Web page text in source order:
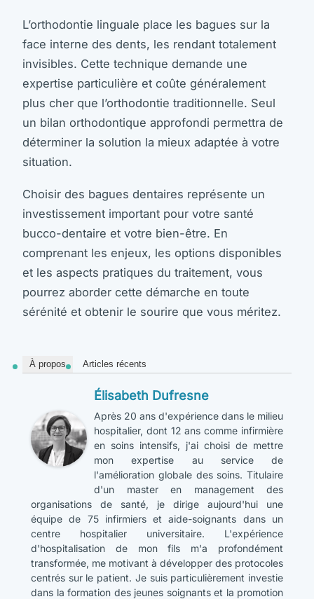
L’orthodontie linguale place les bagues sur la
face interne des dents, les rendant totalement
invisibles. Cette technique demande une
expertise particulière et coûte généralement
plus cher que l’orthodontie traditionnelle. Seul
un bilan orthodontique approfondi permettra de
déterminer la solution la mieux adaptée à votre
situation.
Choisir des bagues dentaires représente un
investissement important pour votre santé
bucco-dentaire et votre bien-être. En
comprenant les enjeux, les options disponibles
et les aspects pratiques du traitement, vous
pourrez aborder cette démarche en toute
sérénité et obtenir le sourire que vous méritez.
À propos Articles récents
Élisabeth Dufresne
Après 20 ans d'expérience dans le milieu
hospitalier, dont 12 ans comme infirmière
en soins intensifs, j'ai choisi de mettre
mon expertise au service de
l'amélioration globale des soins. Titulaire
d'un master en management des
organisations de santé, je dirige aujourd'hui une
équipe de 75 infirmiers et aide-soignants dans un
centre hospitalier universitaire. L'expérience
d'hospitalisation de mon fils m'a profondément
transformée, me motivant à développer des protocoles
centrés sur le patient. Je suis particulièrement investie
dans la formation des jeunes soignants et la promotion